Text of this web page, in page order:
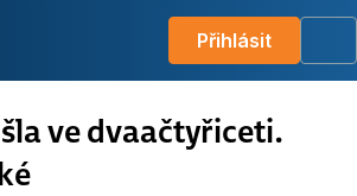
Přihlásit
ve dvaačtyřiceti.